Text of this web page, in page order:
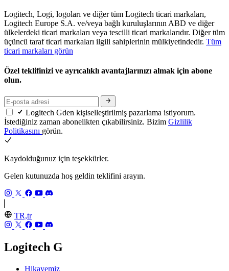
Logitech, Logi, logoları ve diğer tüm Logitech ticari markaları,
Logitech Europe S.A. ve/veya bağlı kuruluşlarının ABD ve diğer
ülkelerdeki ticari markaları veya tescilli ticari markalarıdır. Diğer tüm
üçüncü taraf ticari markaları ilgili sahiplerinin mülkiyetindedir. Tüm
ticari markaları görün
Özel teklifinizi ve ayrıcalıklı avantajlarınızı almak için abone
olun.
Logitech Gden kişiselleştirilmiş pazarlama istiyorum.
İstediğiniz zaman abonelikten çıkabilirsiniz. Bizim Gizlilik
Politikasını görün.
Kaydolduğunuz için teşekkürler.
Gelen kutunuzda hoş geldin teklifini arayın.
TR,tr
Logitech G
Hikayemiz